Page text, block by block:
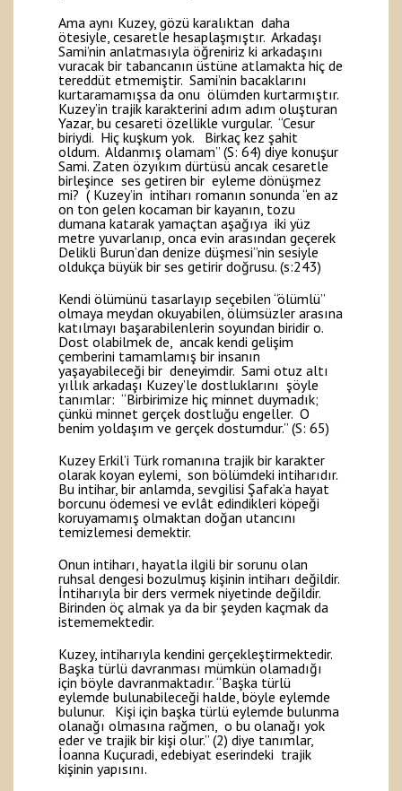
Ama aynı Kuzey, gözü karalıktan daha
ötesiyle, cesaretle hesaplaşmıştır. Arkadaşı
Sami’nin anlatmasıyla öğreniriz ki arkadaşını
vuracak bir tabancanın üstüne atlamakta hiç de
tereddüt etmemiştir. Sami’nin bacaklarını
kurtaramamışsa da onu ölümden kurtarmıştır.
Kuzey’in trajik karakterini adım adım oluşturan
Yazar, bu cesareti özellikle vurgular. “Cesur
biriydi. Hiç kuşkum yok. Birkaç kez şahit
oldum. Aldanmış olamam” (S: 64) diye konuşur
Sami. Zaten özyıkım dürtüsü ancak cesaretle
birleşince ses getiren bir eyleme dönüşmez
mi? ( Kuzey’in intiharı romanın sonunda “en az
on ton gelen kocaman bir kayanın, tozu
dumana katarak yamaçtan aşağıya iki yüz
metre yuvarlanıp, onca evin arasından geçerek
Delikli Burun’dan denize düşmesi”nin sesiyle
oldukça büyük bir ses getirir doğrusu. (s:243)
Kendi ölümünü tasarlayıp seçebilen “ölümlü”
olmaya meydan okuyabilen, ölümsüzler arasına
katılmayı başarabilenlerin soyundan biridir o.
Dost olabilmek de, ancak kendi gelişim
çemberini tamamlamış bir insanın
yaşayabileceği bir deneyimdir. Sami otuz altı
yıllık arkadaşı Kuzey’le dostluklarını şöyle
tanımlar: “Birbirimize hiç minnet duymadık;
çünkü minnet gerçek dostluğu engeller. O
benim yoldaşım ve gerçek dostumdur.” (S: 65)
Kuzey Erkil’i Türk romanına trajik bir karakter
olarak koyan eylemi, son bölümdeki intiharıdır.
Bu intihar, bir anlamda, sevgilisi Şafak’a hayat
borcunu ödemesi ve evlât edindikleri köpeği
koruyamamış olmaktan doğan utancını
temizlemesi demektir.
Onun intiharı, hayatla ilgili bir sorunu olan
ruhsal dengesi bozulmuş kişinin intiharı değildir.
İntiharıyla bir ders vermek niyetinde değildir.
Birinden öç almak ya da bir şeyden kaçmak da
istememektedir.
Kuzey, intiharıyla kendini gerçekleştirmektedir.
Başka türlü davranması mümkün olamadığı
için böyle davranmaktadır. “Başka türlü
eylemde bulunabileceği halde, böyle eylemde
bulunur. Kişi için başka türlü eylemde bulunma
olanağı olmasına rağmen, o bu olanağı yok
eder ve trajik bir kişi olur.” (2) diye tanımlar,
İoanna Kuçuradi, edebiyat eserindeki trajik
kişinin yapısını.